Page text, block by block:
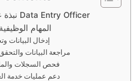
نبذة عن وظيفة Data Entry Officer
المهام
إدخال البيانات
مراجعة البيانات
فحص السجلات
دعم عمليات خدمة